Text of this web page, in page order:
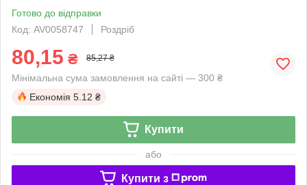
Готово до відправки
Код: AV0058747
Роздріб
80,15 ₴ 85,27 ₴
Мінімальна сума замовлення на сайті — 300 ₴
Економія 5.12 ₴
Купити
або
Купити з